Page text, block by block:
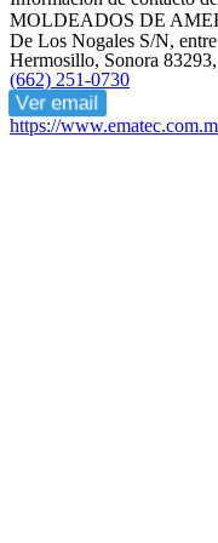
MOLDEADOS DE
De Los Nogales S/N,
Hermosillo, Sonora
(662) 251-0730
Ver email
https://